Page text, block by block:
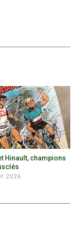
Hinault, champions
2026